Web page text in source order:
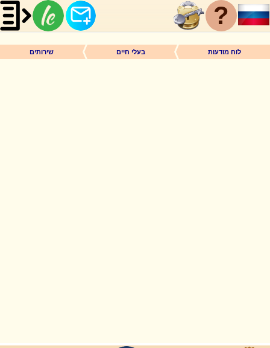
?
לוח מודעות בעלי חיים שירותים